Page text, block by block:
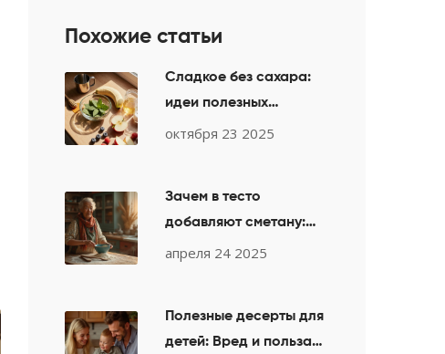
Похожие статьи
Сладкое без сахара:
идеи полезных
десертов для детей
октября 23 2025
Зачем в тесто
добавляют сметану:
секреты мягкости и
апреля 24 2025
Полезные десерты для
детей: Вред и польза